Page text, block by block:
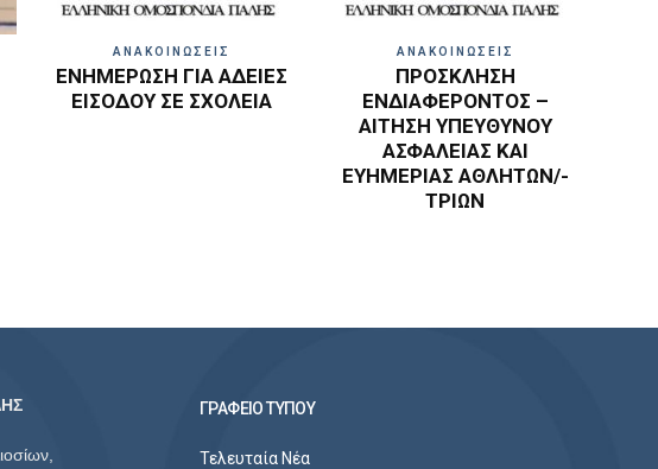
ΑΝΑΚΟΙΝΩΣΕΙΣ
ΕΝΗΜΕΡΩΣΗ ΓΙΑ ΑΔΕΙΕΣ
ΕΙΣΟΔΟΥ ΣΕ ΣΧΟΛΕΙΑ
ΑΝΑΚΟΙΝΩΣΕΙΣ
ΠΡΟΣΚΛΗΣΗ
ΕΝΔΙΑΦΕΡΟΝΤΟΣ –
ΑΙΤΗΣΗ ΥΠΕΥΘΥΝΟΥ
ΑΣΦΑΛΕΙΑΣ ΚΑΙ
ΕΥΗΜΕΡΙΑΣ ΑΘΛΗΤΩΝ/-
ΤΡΙΩΝ
ΓΡΑΦΕΙΟ ΤΥΠΟΥ
Τελευταία Νέα